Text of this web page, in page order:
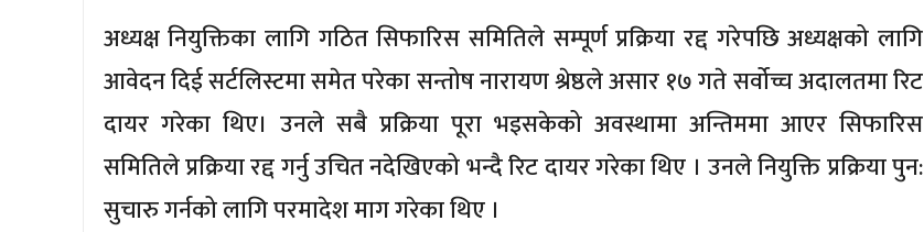
अध्यक्ष नियुक्तिका लागि गठित सिफारिस समितिले सम्पूर्ण प्रक्रिया रद्द गरेपछि अध्यक्षको लागि
आवेदन दिई सर्टलिस्टमा समेत परेका सन्तोष नारायण श्रेष्ठले असार १७ गते सर्वोच्च अदालतमा रिट
दायर गरेका थिए। उनले सबै प्रक्रिया पूरा भइसकेको अवस्थामा अन्तिममा आएर सिफारिस
समितिले प्रक्रिया रद्द गर्नु उचित नदेखिएको भन्दै रिट दायर गरेका थिए । उनले नियुक्ति प्रक्रिया पुन:
सुचारु गर्नको लागि परमादेश माग गरेका थिए ।